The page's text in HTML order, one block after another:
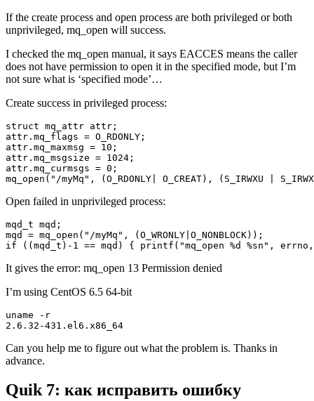
If the create process and open process are both privileged or both
unprivileged, mq_open will success.
I checked the mq_open manual, it says EACCES means the caller
does not have permission to open it in the specified mode, but I’m
not sure what is ‘specified mode’…
Create success in privileged process:
struct mq_attr attr;
attr.mq_flags = O_RDONLY;
attr.mq_maxmsg = 10;
attr.mq_msgsize = 1024;
attr.mq_curmsgs = 0;
mq_open("/myMq", (O_RDONLY| O_CREAT), (S_IRWXU |
Open failed in unprivileged process:
mqd_t mqd;
mqd = mq_open("/myMq", (O_WRONLY|O_NONBLOCK));
if ((mqd_t)-1 == mqd) { printf("mq_open %d %sn",
It gives the error: mq_open 13 Permission denied
I’m using CentOS 6.5 64-bit
uname -r
2.6.32-431.el6.x86_64
Can you help me to figure out what the problem is. Thanks in
advance.
Quik 7: как исправить ошибку